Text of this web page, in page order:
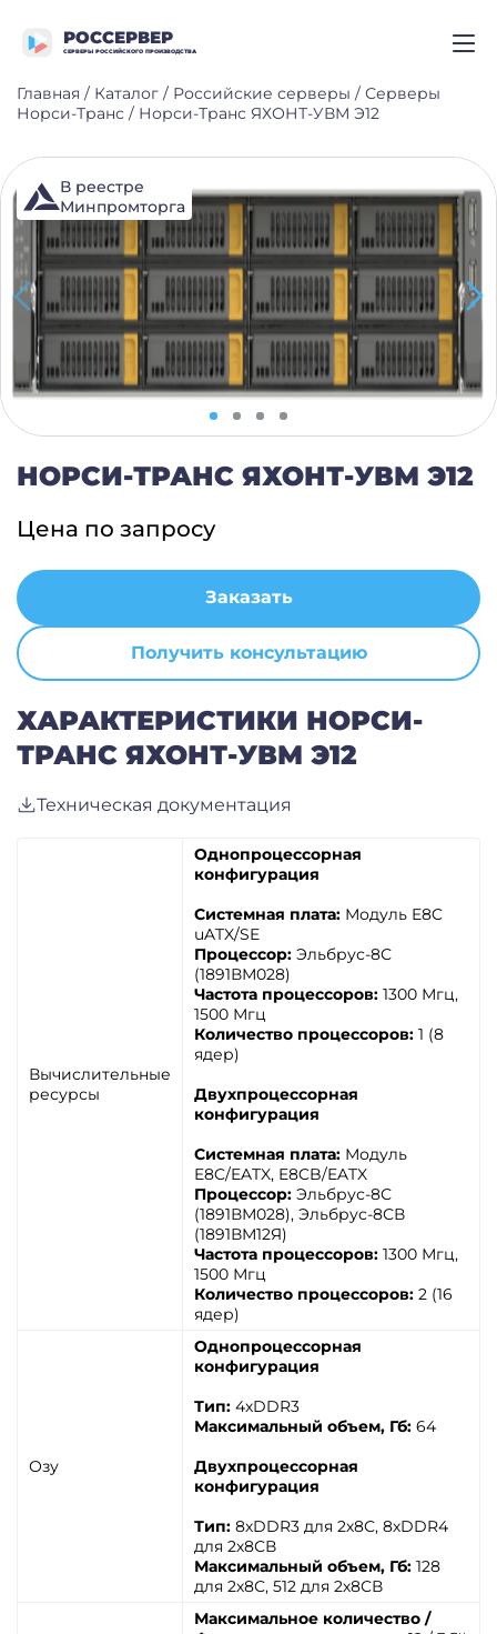
РОССЕРВЕР
СЕРВЕРЫ РОССИЙСКОГО ПРОИЗВОДСТВА
Главная / Каталог / Российские серверы / Серверы
Норси-Транс / Норси-Транс ЯХОНТ-УВМ Э12
В реестре
Минпромторга
НОРСИ-ТРАНС ЯХОНТ-УВМ Э12
Цена по запросу
Заказать
Получить консультацию
ХАРАКТЕРИСТИКИ НОРСИ-
ТРАНС ЯХОНТ-УВМ Э12
Техническая документация
Вычислительные
ресурсы
Однопроцессорная
конфигурация
Системная плата: Модуль E8C
uATX/SE
Процессор: Эльбрус-8С
(1891ВМ028)
Частота процессоров: 1300 Мгц,
1500 Мгц
Количество процессоров: 1 (8
ядер)
Двухпроцессорная
конфигурация
Системная плата: Модуль
E8C/EATX, E8CB/EATX
Процессор: Эльбрус-8С
(1891ВМ028), Эльбрус-8СВ
(1891ВМ12Я)
Частота процессоров: 1300 Мгц,
1500 Мгц
Количество процессоров: 2 (16
ядер)
Озу
Однопроцессорная
конфигурация
Тип: 4хDDR3
Максимальный объем, Гб: 64
Двухпроцессорная
конфигурация
Тип: 8хDDR3 для 2х8С, 8хDDR4
для 2х8СВ
Максимальный объем, Гб: 128
для 2х8С, 512 для 2х8СВ
Максимальное количество /